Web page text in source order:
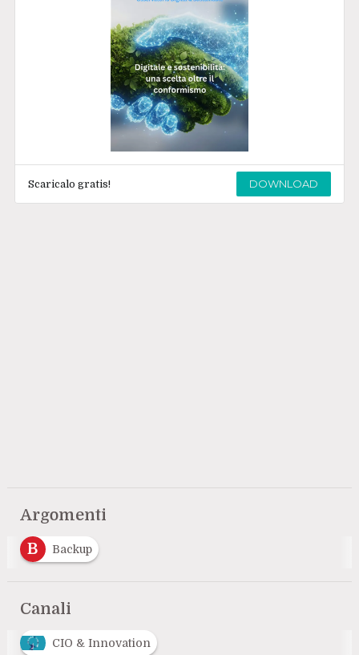
Scaricalo gratis! DOWNLOAD
Argomenti
B
Backup
Canali
CIO & Innovation